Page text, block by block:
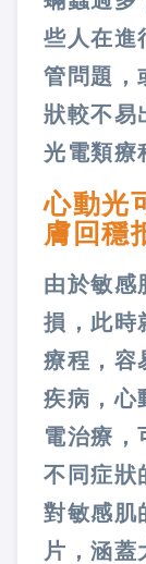
些人在進
管問題，
狀較不易
光電類療
心動光
膚回穩
由於敏感
損，此時
療程，容
疾病，心
電治療，
不同症狀
對敏感肌
片，涵蓋